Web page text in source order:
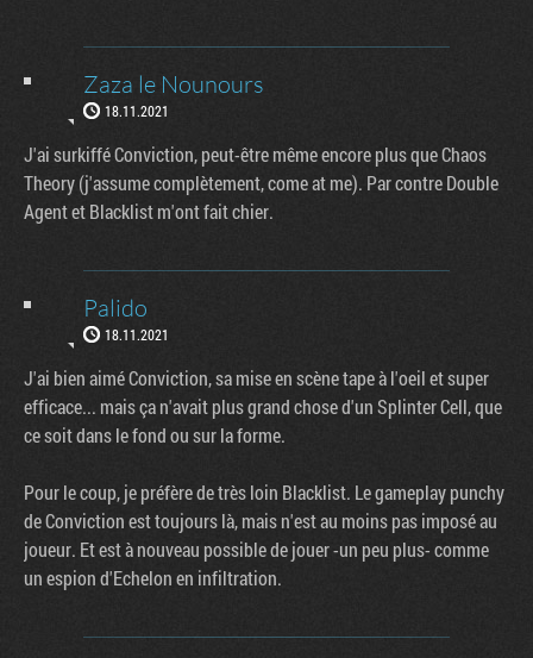
Zaza le Nounours
18.11.2021
J'ai surkiffé Conviction, peut-être même encore plus que Chaos
Theory (j'assume complètement, come at me). Par contre Double
Agent et Blacklist m'ont fait chier.
Palido
18.11.2021
J'ai bien aimé Conviction, sa mise en scène tape à l'oeil et super
efficace... mais ça n'avait plus grand chose d'un Splinter Cell, que
ce soit dans le fond ou sur la forme.
Pour le coup, je préfère de très loin Blacklist. Le gameplay punchy
de Conviction est toujours là, mais n'est au moins pas imposé au
joueur. Et est à nouveau possible de jouer -un peu plus- comme
un espion d'Echelon en infiltration.